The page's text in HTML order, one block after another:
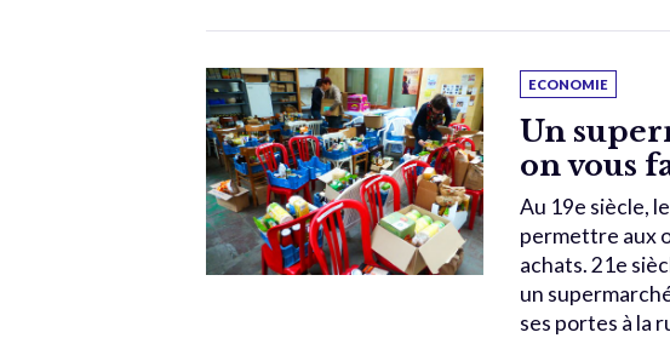
ECONOMIE
Un
on vous
Au 19e siècle,
permettre aux
achats. 21e
un
ses portes à la